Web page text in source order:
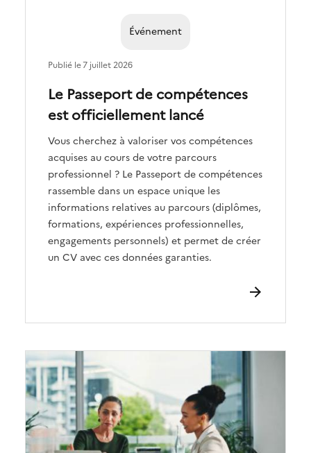
Le Passeport de compétences
est officiellement lancé
Vous cherchez à valoriser vos compétences
acquises au cours de votre parcours
professionnel ? Le Passeport de compétences
rassemble dans un espace unique les
informations relatives au parcours (diplômes,
formations, expériences professionnelles,
engagements personnels) et permet de créer
un CV avec ces données garanties.
Événement
Publié le7 juillet 2026